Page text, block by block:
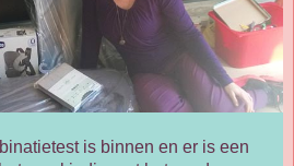
is binnen en er is een